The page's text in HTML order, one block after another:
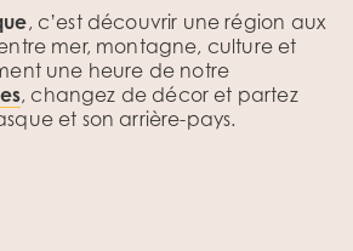
, c’est découvrir une région aux
mer, montagne, culture et
une heure de notre
, changez de décor et partez
et son arrière-pays.